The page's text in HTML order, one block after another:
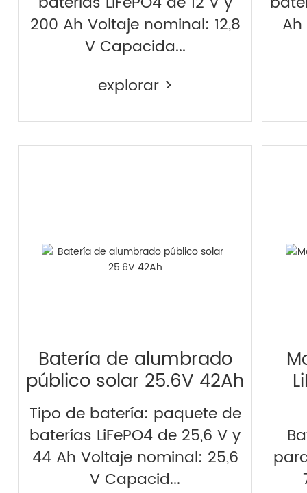
200 Ah Voltaje nominal: 12,8
V Capacida...
explorar >
Batería de alumbrado
público solar 25.6V 42Ah
Tipo de batería: paquete de
baterías LiFePO4 de 25,6 V y
44 Ah Voltaje nominal: 25,6
V Capacid...